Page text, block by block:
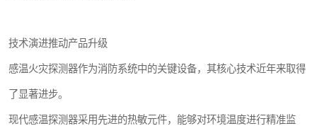
技术演进推动产品升级
感温火灾探测器作为消防系统中的关键设备，其核心技术近年来取得
了显著进步。
现代感温探测器采用先进的热敏元件，能够对环境温度进行精准监